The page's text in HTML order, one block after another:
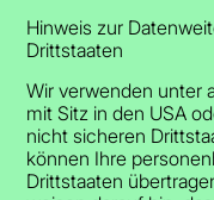
Hinweis zur
Drittstaaten
Wir verwenden unter
mit Sitz in den USA
nicht sicheren
können Ihre
Drittstaaten